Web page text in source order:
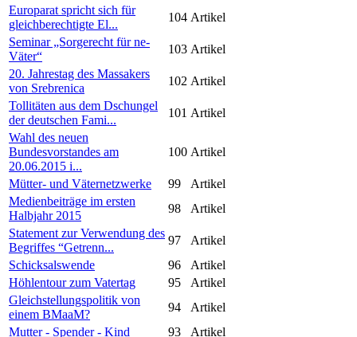
Europarat spricht sich für
gleichberechtigte El...
104 Artikel
Seminar „Sorgerecht für ne-
Väter“
103 Artikel
20. Jahrestag des Massakers
von Srebrenica
102 Artikel
Tollitäten aus dem Dschungel
der deutschen Fami...
101 Artikel
Wahl des neuen
Bundesvorstandes am
20.06.2015 i...
100 Artikel
Mütter- und Väternetzwerke 99
Artikel
Medienbeiträge im ersten
Halbjahr 2015
98
Artikel
Statement zur Verwendung des
Begriffes “Getrenn...
97
Artikel
Schicksalswende
96
Artikel
Höhlentour zum Vatertag
95
Artikel
Gleichstellungspolitik von
einem BMaaM?
94
Artikel
Mutter - Spender - Kind
93
Artikel